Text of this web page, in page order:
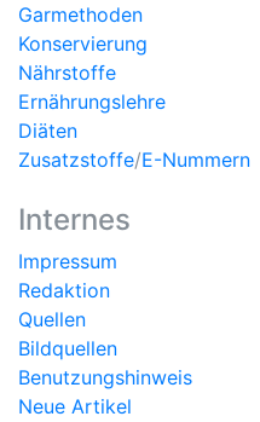
Garmethoden
Konservierung
Nährstoffe
Ernährungslehre
Diäten
Zusatzstoffe/E-Nummern
Internes
Impressum
Redaktion
Quellen
Bildquellen
Benutzungshinweis
Neue Artikel